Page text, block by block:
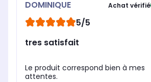
DOMINIQUE Achat vérifié
5/5
tres satisfait
Le produit correspond bien à mes
attentes.